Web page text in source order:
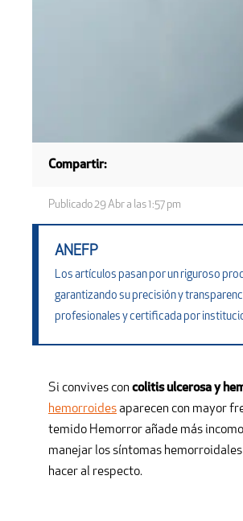
Compartir:
Publicado29 Abr a las 1:57 pm
ANEFP
Los artículos pasan por un riguroso
garantizando su precisión y
profesionales y certificada por
Si convives con colitis ulcerosa y
hemorroidesaparecen con mayor
temido Hemorror añade más
manejar los síntomas
hacer al respecto.